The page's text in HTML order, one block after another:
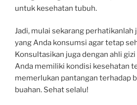
untuk kesehatan tubuh.
Jadi, mulai sekarang perhatikanlah
yang Anda konsumsi agar tetap
Konsultasikan juga dengan ahli
Anda memiliki kondisi kesehatan
memerlukan pantangan terhadap
buahan. Sehat selalu!